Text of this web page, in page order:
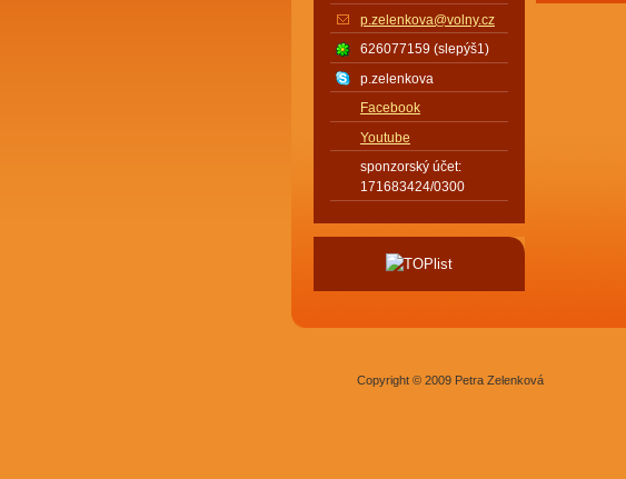
p.zelenkova@volny.cz
626077159 (slepýš1)
p.zelenkova
Facebook
Youtube
sponzorský účet:
171683424/0300
Copyright © 2009 Petra Zelenková